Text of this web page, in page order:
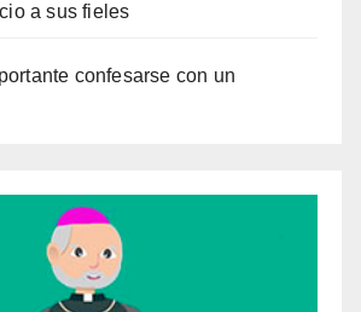
a sus fieles
confesarse con un